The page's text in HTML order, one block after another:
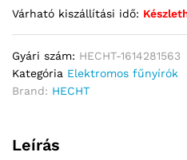
Várható kiszállítási idő:
Gyári szám: HECHT-1614281563
Kategória Elektromos fűnyírók
Brand: HECHT
Leírás